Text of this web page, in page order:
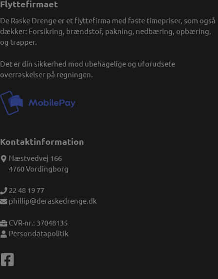
Flyttefirmaet
De Raske Drenge er et flyttefirma med faste timepriser, som også
dækker: Forsikring, brændstof, pakning, nedbæring, opbæring,
og trapper.
Det er din sikkerhed mod ubehagelige og uforudsete
overraskelser på regningen.
Kontaktinformation
Næstvedvej 166
4760 Vordingborg
22 48 19 77
phillip@deraskedrenge.dk
CVR-nr.: 37048135
Persondatapolitik